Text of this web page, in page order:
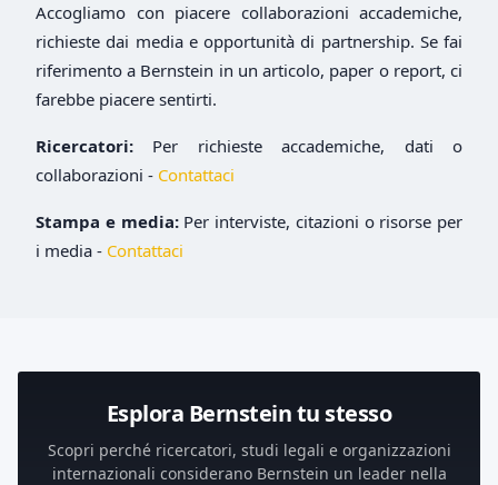
Accogliamo con piacere collaborazioni accademiche,
richieste dai media e opportunità di partnership. Se fai
riferimento a Bernstein in un articolo, paper o report, ci
farebbe piacere sentirti.
Ricercatori: Per richieste accademiche, dati o
collaborazioni - Contattaci
Stampa e media: Per interviste, citazioni o risorse per
i media - Contattaci
Esplora Bernstein tu stesso
Scopri perché ricercatori, studi legali e organizzazioni
internazionali considerano Bernstein un leader nella